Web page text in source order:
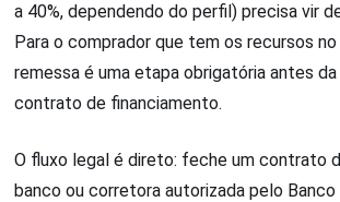
a 40%, dependendo do perfil) precisa vir
Para o comprador que tem os recursos
remessa é uma etapa obrigatória antes
contrato de financiamento.
O fluxo legal é direto: feche um contrato
banco ou corretora autorizada pelo